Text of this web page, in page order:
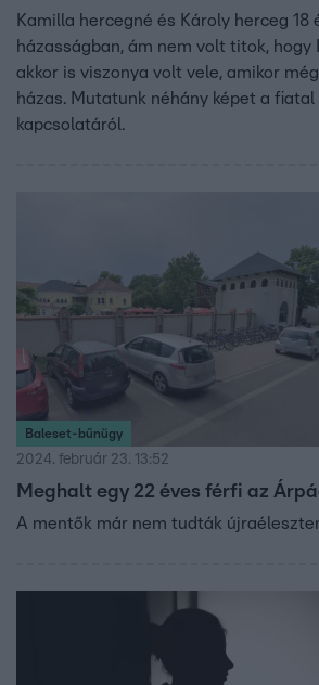
Kamilla hercegné és Károly herceg 18
házasságban, ám nem volt titok, hogy
akkor is viszonya volt vele, amikor
házas. Mutatunk néhány képet a
kapcsolatáról.
Baleset-bűnügy
2024. február 23. 13:52
Meghalt egy 22 éves férfi az
A mentők már nem tudták